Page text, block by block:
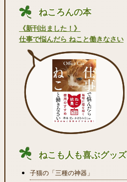
ねころんの本
《新刊出ました！》
仕事で悩んだら ねこと働きなさい
ねこも人も喜ぶグッズ
子猫の「三種の神器」